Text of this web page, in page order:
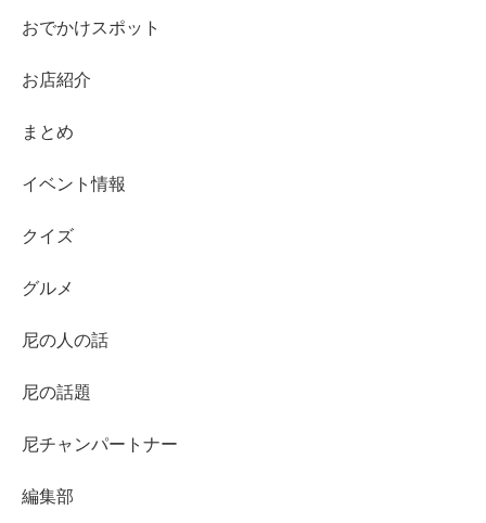
おでかけスポット
お店紹介
まとめ
イベント情報
クイズ
グルメ
尼の人の話
尼の話題
尼チャンパートナー
編集部